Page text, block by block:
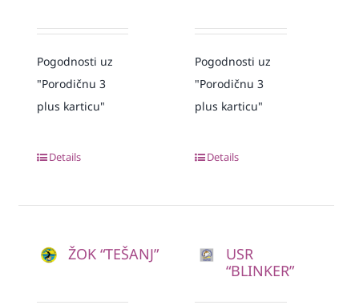
Pogodnosti uz
"Porodičnu 3
plus karticu"
Details
Pogodnosti uz
"Porodičnu 3
plus karticu"
Details
ŽOK “TEŠANJ”
USR
“BLINKER”